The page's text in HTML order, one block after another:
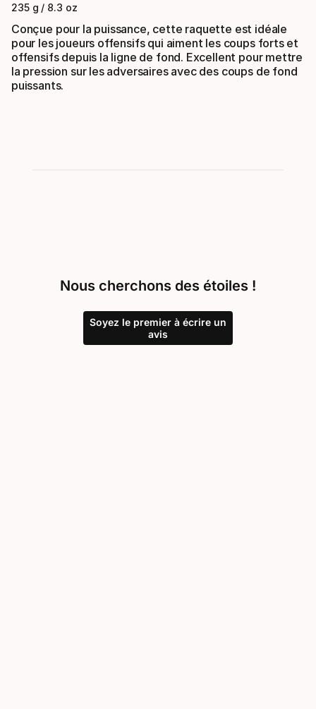
235 g / 8.3 oz
Conçue pour la puissance, cette raquette est idéale
pour les joueurs offensifs qui aiment les coups forts et
offensifs depuis la ligne de fond. Excellent pour mettre
la pression sur les adversaires avec des coups de fond
puissants.
Nous cherchons des étoiles !
Soyez le premier à écrire un
avis